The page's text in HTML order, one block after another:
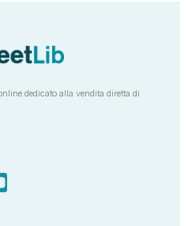
dedicato alla vendita diretta di